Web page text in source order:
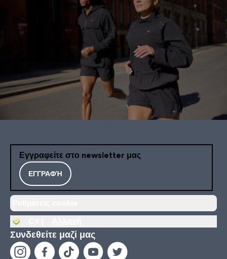
Εγγραφείτε στο newsletter μας
ΕΓΓΡΑΦΉ
Συνδεθείτε μαζί μας